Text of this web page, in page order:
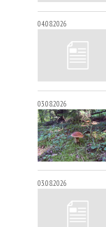
04.08.2026
03.08.2026
03.08.2026